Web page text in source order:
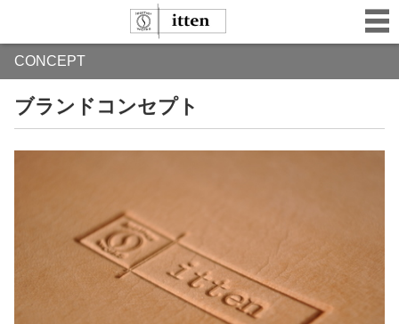
CONCEPT
ブランドコンセプト